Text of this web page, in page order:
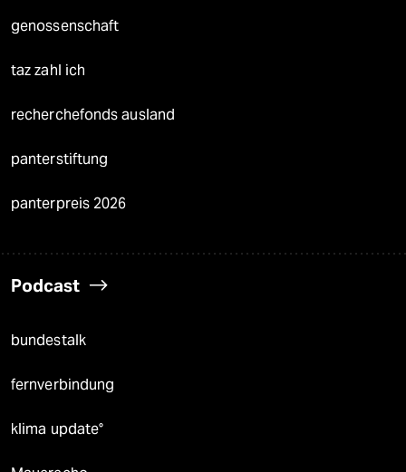
genossenschaft
taz zahl ich
recherchefonds ausland
panterstiftung
panterpreis 2026
Podcast
bundestalk
fernverbindung
klima update°